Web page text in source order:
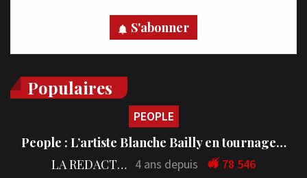
S'abonner
Populaires
PEOPLE
People : L’artiste Blanche Bailly en tournage…
LA REDACTION 4 ans depuis 78 546